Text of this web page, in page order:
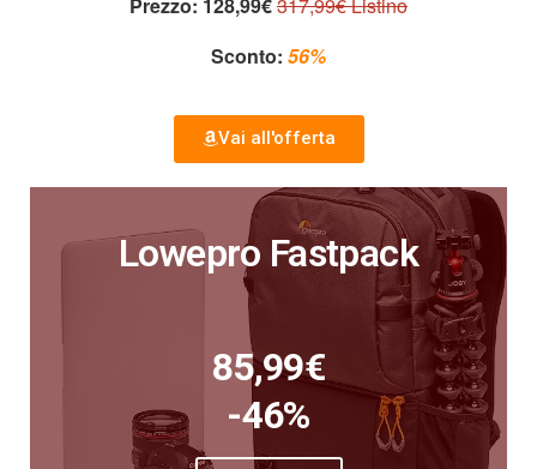
Sconto: 56%
Vai all'offerta
Lowepro Fastpack
85,99€
-46%